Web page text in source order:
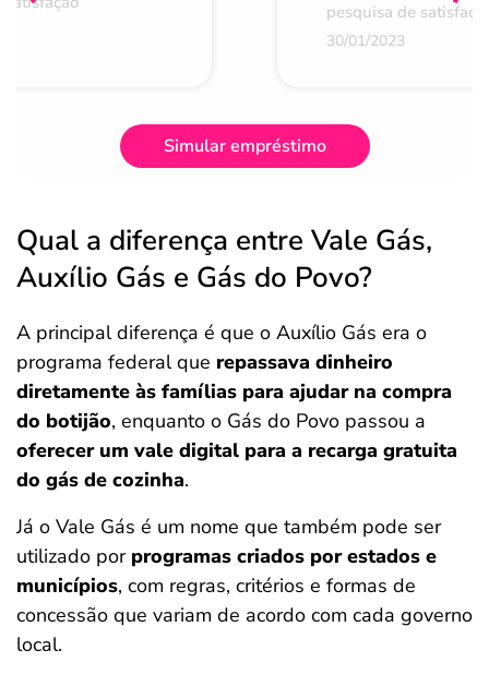
pesquisa de
30/01/2023
Simular empréstimo
Qual a diferença entre Vale Gás,
Auxílio Gás e Gás do Povo?
A principal diferença é que o Auxílio Gás era o
programa federal que repassava dinheiro
diretamente às famílias para ajudar na compra
do botijão, enquanto o Gás do Povo passou a
oferecer um vale digital para a recarga gratuita
do gás de cozinha.
Já o Vale Gás é um nome que também pode ser
utilizado porprogramas criados por estados e
municípios, com regras, critérios e formas de
concessão que variam de acordo com cada governo
local.